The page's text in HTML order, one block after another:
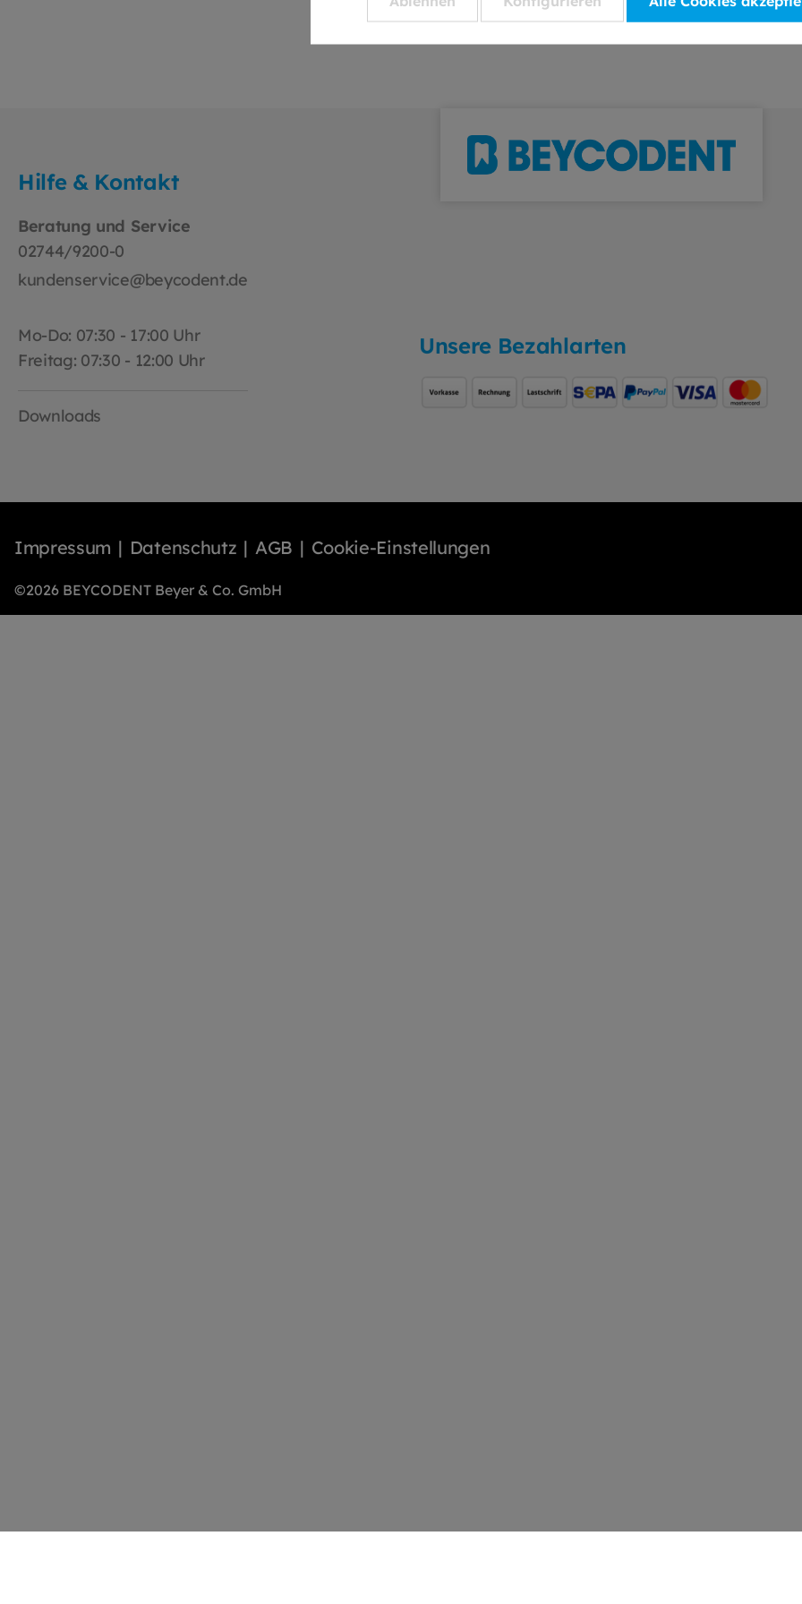
Sie Fragen oder
des Bestellscheins
weiter. Tel.: 02744/9200-19
oder kundenservice@medico
Hilfe & Kontakt
Beratung und Service
02744/9200-0
kundenservice@beycodent.de
Mo-Do: 07:30 - 17:00 Uhr
Freitag: 07:30 - 12:00 Uhr
Downloads
Unsere Bezahlarten
Impressum Datenschutz AGB Cookie-Einstellungen
©2026 BEYCODENT Beyer & Co. GmbH